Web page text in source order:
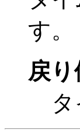
す。
戻り